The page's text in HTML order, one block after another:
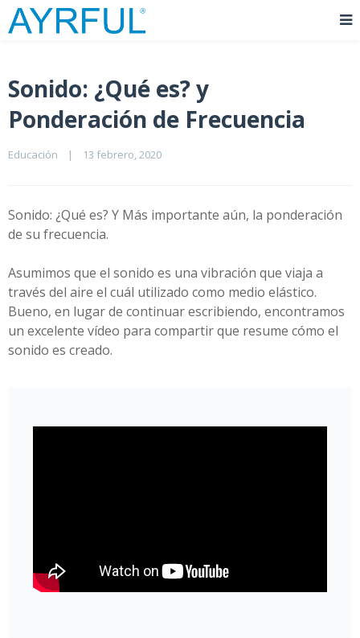
Sonido: ¿Qué es? y
Ponderación de Frecuencia
Educación | 13 febrero, 2020
Sonido: ¿Qué es? Y Más importante aún, la ponderación
de su frecuencia.
Asumimos que el sonido es una vibración que viaja a
través del aire el cuál utilizado como medio elástico.
Bueno, en lugar de continuar escribiendo, encontramos
un excelente vídeo para compartir que resume cómo el
sonido es creado.